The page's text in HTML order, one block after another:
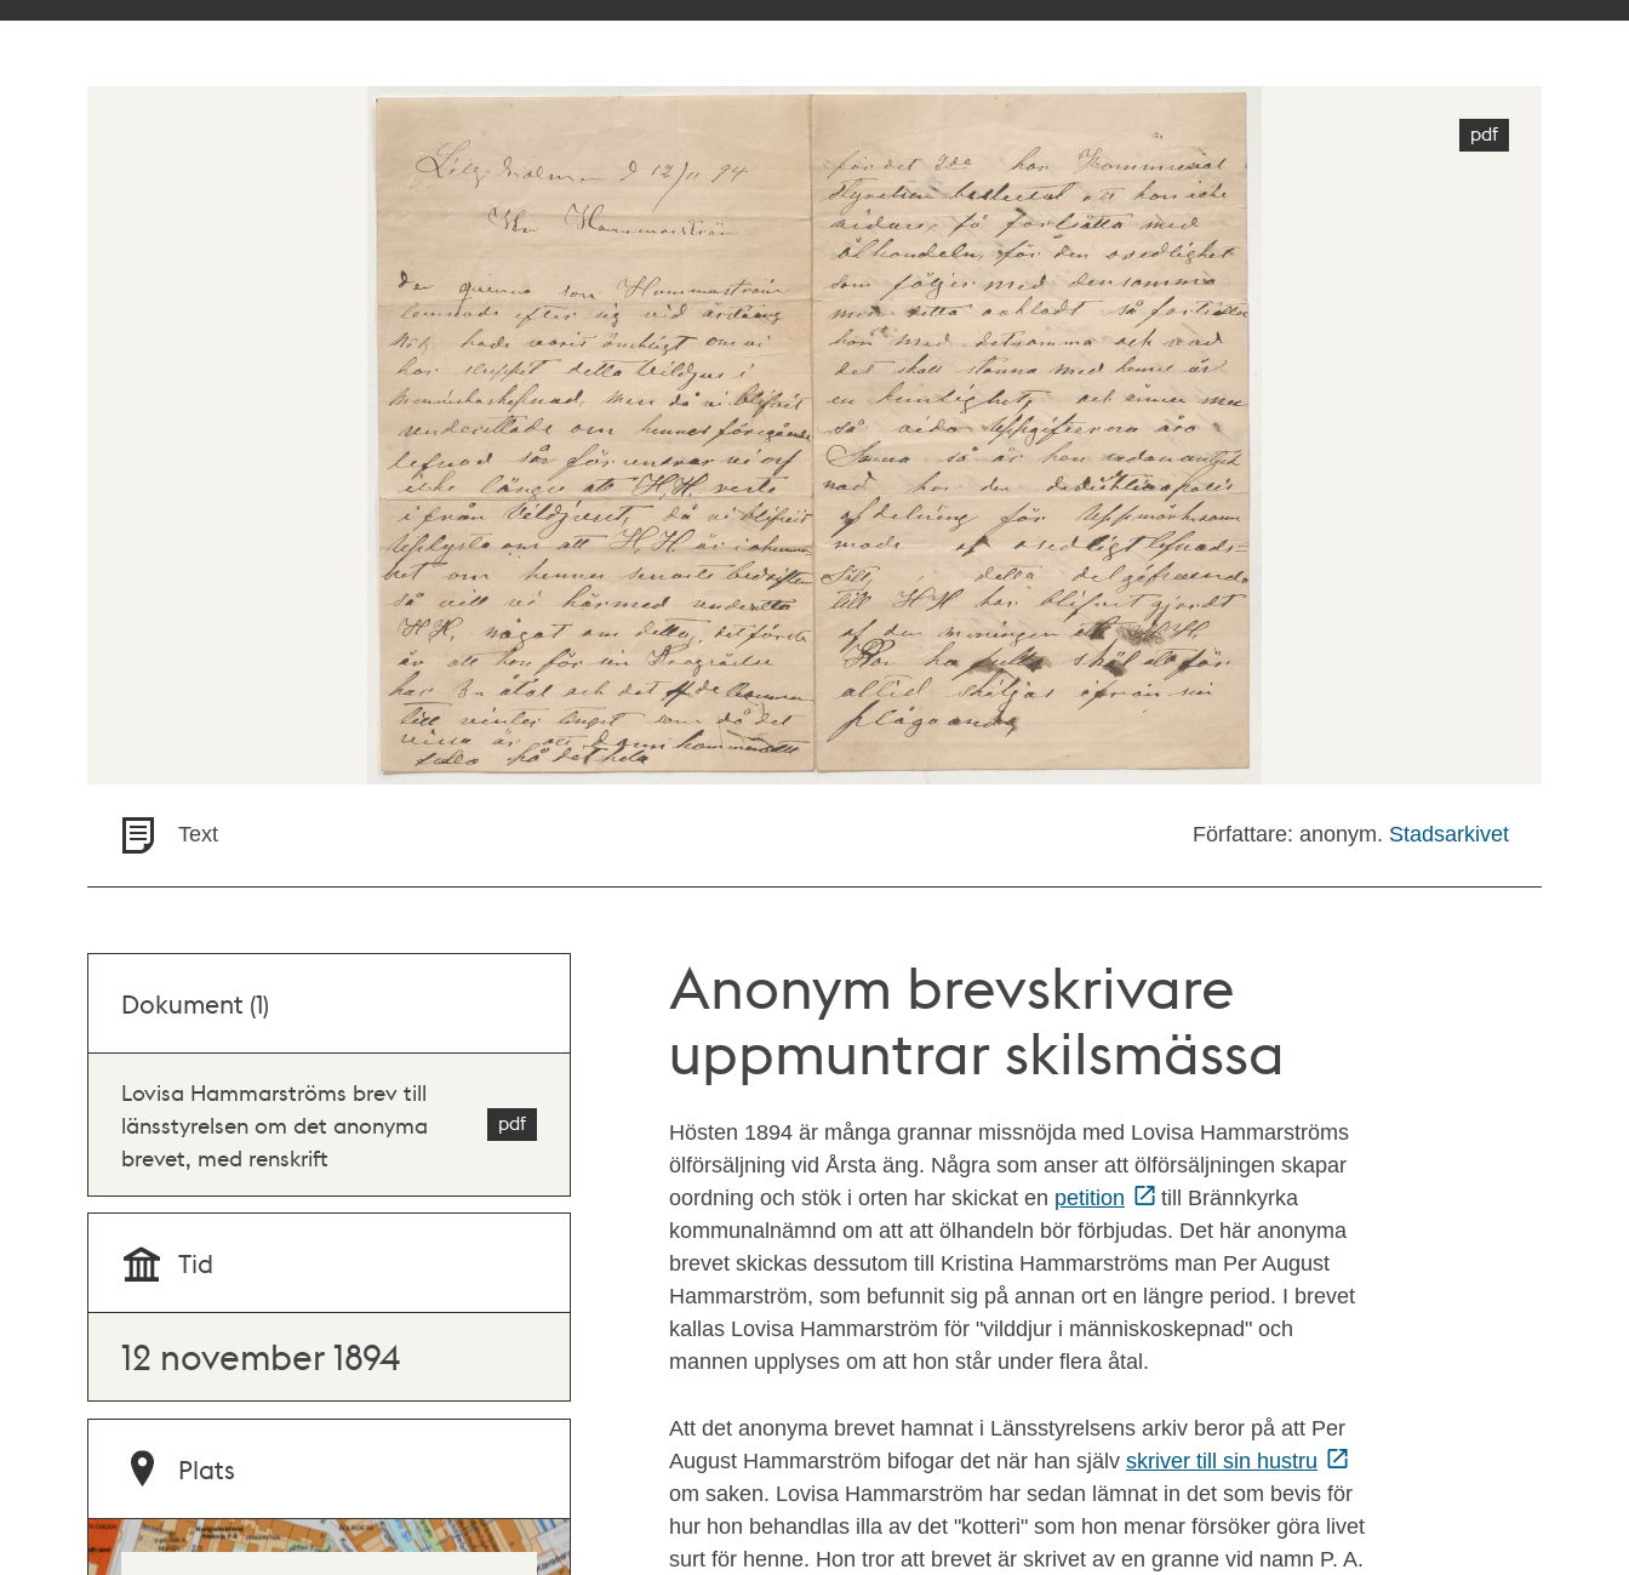
Text Författare: anonym. Stadsarkivet
Anonym brevskrivare
uppmuntrar skilsmässa
Hösten 1894 är många grannar missnöjda med Lovisa Hammarströms
ölförsäljning vid Årsta äng. Några som anser att ölförsäljningen skapar
oordning och stök i orten har skickat en petition
till Brännkyrka
kommunalnämnd om att att ölhandeln bör förbjudas. Det här anonyma
brevet skickas dessutom till Kristina Hammarströms man Per August
Hammarström, som befunnit sig på annan ort en längre period. I brevet
kallas Lovisa Hammarström för "vilddjur i människoskepnad" och
mannen upplyses om att hon står under flera åtal.
Att det anonyma brevet hamnat i Länsstyrelsens arkiv beror på att Per
August Hammarström bifogar det när han själv skriver till sin hustru
om saken. Lovisa Hammarström har sedan lämnat in det som bevis för
hur hon behandlas illa av det "kotteri" som hon menar försöker göra livet
surt för henne. Hon tror att brevet är skrivet av en granne vid namn P. A.
Dokument (1)
Lovisa Hammarströms brev till
länsstyrelsen om det anonyma
brevet, med renskrift
Tid
12 november 1894
Plats